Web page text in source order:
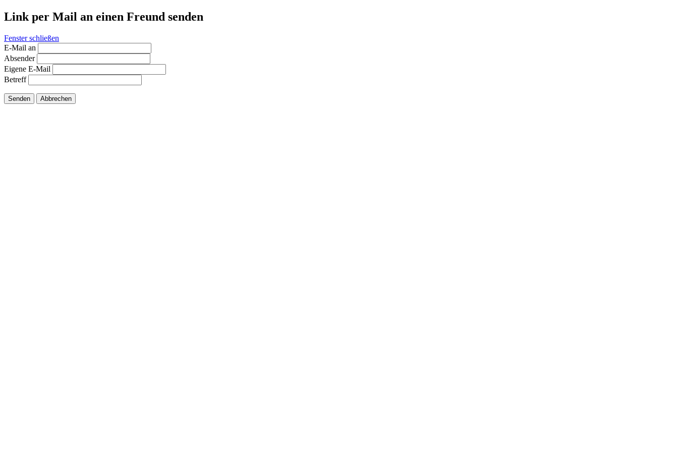
Link per Mail an einen Freund senden
Fenster schließen
E-Mail an
Absender
Eigene E-Mail
Betreff
Senden Abbrechen